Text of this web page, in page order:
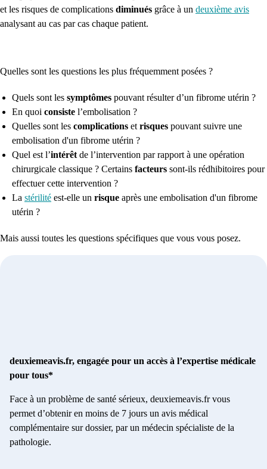
et les risques de complications diminués grâce à un deuxième avis
analysant au cas par cas chaque patient.
Quelles sont les questions les plus fréquemment posées ?
Quels sont les symptômes pouvant résulterd’un fibrome utérin ?
En quoi consiste l’embolisation ?
Quelles sont les complications et risques pouvant suivre une
embolisation d'un fibrome utérin ?
Quel est l’intérêt de l’intervention par rapport à une opération
chirurgicale classique ? Certains facteurs sont-ils rédhibitoires pour
effectuer cette intervention ?
La stérilité est-elle un risque après une embolisation d'un fibrome
utérin ?
Mais aussi toutes les questions spécifiques que vous vous posez.
deuxiemeavis.fr, engagée pour un accès à l’expertise médicale
pour tous*
Face à un problème de santé sérieux, deuxiemeavis.fr vous
permet d’obtenir en moins de 7 jours un avis médical
complémentaire sur dossier, par un médecin spécialiste de la
pathologie.